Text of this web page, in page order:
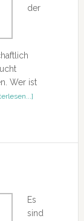
der
Wer ist
ÜberDuales
Es
sind